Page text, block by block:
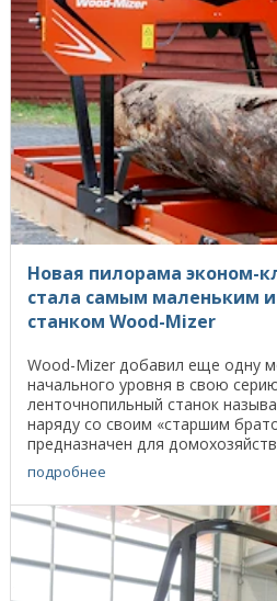
Новая пилорама эконом-
стала самым маленьким
станком Wood-Mizer
Wood-Mizer добавил еще одну
начального уровня в свою
ленточнопильный станок
наряду со своим «старшим
предназначен для
угодий и всех, кому ...
подробнее